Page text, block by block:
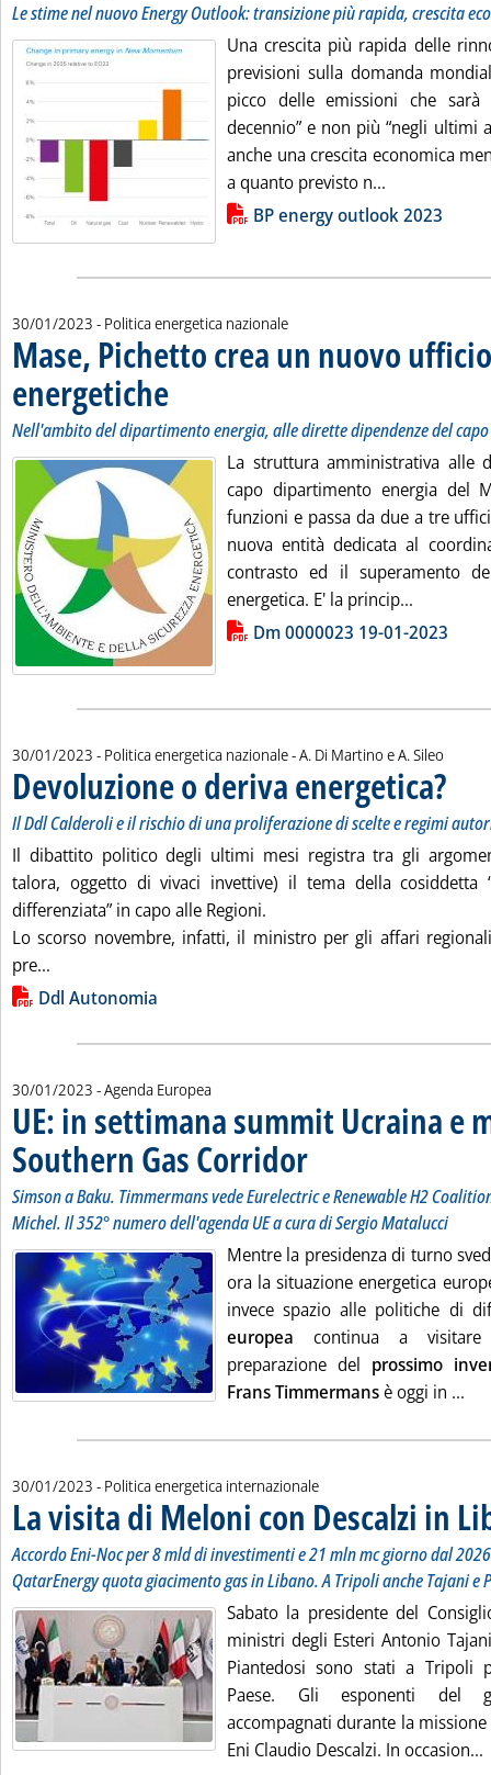
Le stime nel nuovo Energy Outlook: transizione più rapida, crescita
Una crescita più rapida delle
previsioni sulla domanda
picco delle emissioni che sarà
decennio” e non più “negli ultimi
anche una crescita economica
a quanto previsto n...
Lista allegati PDF alla notiziaBP energy outlook 2023
30/01/2023 - Politica energetica nazionale
Mase, Pichetto crea un nuovo
energetiche
Nell'ambito del dipartimento energia, alle dirette dipendenze del
La struttura amministrativa alle
capo dipartimento energia del
funzioni e passa da due a tre
nuova entità dedicata al
contrasto ed il superamento
energetica. E' la princip...
Lista allegati PDF alla notiziaDm 0000023 19-01-2023
30/01/2023 - Politica energetica nazionale -di:
A. Di Martino e A. Sileo
Devoluzione o deriva energetica?..
Il Ddl Calderoli e il rischio di una proliferazione di scelte e regimi
Il dibattito politico degli ultimi mesi registra tra gli
talora, oggetto di vivaci invettive) il tema della cosiddetta
differenziata” in capo alle Regioni.
Lo scorso novembre, infatti, il ministro per gli affari
pre...
Lista allegati PDF alla notizia
Ddl Autonomia
30/01/2023 - Agenda Europea
UE: in settimana summit Ucraina e
Southern Gas Corridor. Sottotitolo: Simson a Baku.
. Pubblicata lunedì 30 gennaio
Simson a Baku. Timmermans vede Eurelectric e Renewable H2
Michel. Il 352° numero dell'agenda UE a cura di Sergio Matalucci
Mentre la presidenza di turno
ora la situazione energetica
invece spazio alle politiche di
europea continua a visitare
preparazione del prossimo
Frans Timmermansè oggi in ...
30/01/2023 - Politica energetica internazionale
La visita di Meloni con Descalzi in
Accordo Eni-Noc per 8 mld di investimenti e 21 mln mc giorno dal
QatarEnergy quota giacimento gas in Libano. A Tripoli anche Tajani e
Sabato la presidente del
ministri degli Esteri Antonio
Piantedosi sono stati a Tripoli
Paese. Gli esponenti del
accompagnati durante la
Eni Claudio Descalzi. In occasion...